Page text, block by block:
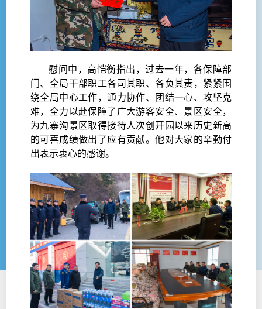
慰问中，高恺衡指出，过去一年，各保障部
门、全局干部职工各司其职、各负其责，紧紧围
绕全局中心工作，通力协作、团结一心、攻坚克
难，全力以赴保障了广大游客安全、景区安全，
为九寨沟景区取得接待人次创开园以来历史新高
的可喜成绩做出了应有贡献。他对大家的辛勤付
出表示衷心的感谢。